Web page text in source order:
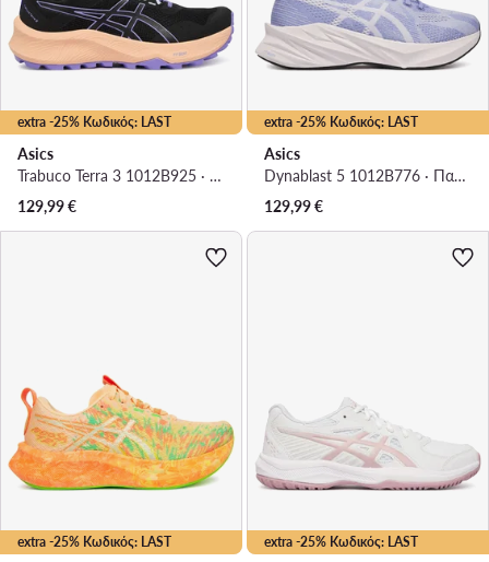
extra -25% Κωδικός: LAST
Asics
Trabuco Terra 3 1012B925 · Παπούτσια για Τρέξιμο
129,99€
extra -25% Κωδικός: LAST
Asics
Dynablast 5 1012B776 · Παπούτσια για Τρέξιμο
129,99€
extra -25% Κωδικός: LAST extra -25% Κωδικός: LAST